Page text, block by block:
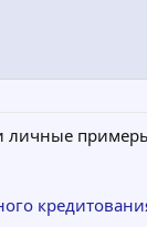
личные